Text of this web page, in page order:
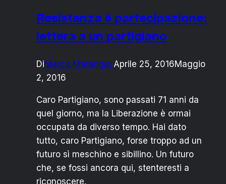
Resistenza è partecipazione:
lettera a un partigiano
DiMarco Marangio Aprile 25, 2016Maggio
2, 2016
Caro Partigiano, sono passati 71 anni da
quel giorno, ma la Liberazione è ormai
occupata da diverso tempo. Hai dato
tutto, caro Partigiano, forse troppo ad un
futuro sì meschino e sibillino. Un futuro
che, se fossi ancora qui, stenteresti a
riconoscere.